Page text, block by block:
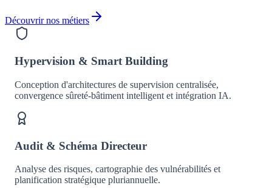
Découvrir nos métiers
Hypervision & Smart Building
Conception d'architectures de supervision centralisée,
convergence sûreté-bâtiment intelligent et intégration IA.
Audit & Schéma Directeur
Analyse des risques, cartographie des vulnérabilités et
planification stratégique pluriannuelle.